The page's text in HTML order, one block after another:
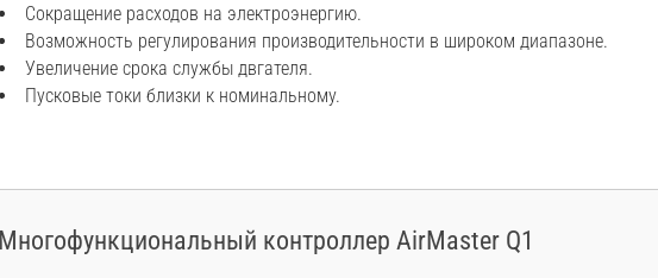
Сокращение расходов на электроэнергию.
Возможность регулирования производительности в широком диапазоне.
Увеличение срока службы двгателя.
Пусковые токи близки к номинальному.
Многофункциональный контроллер AirMaster Q1